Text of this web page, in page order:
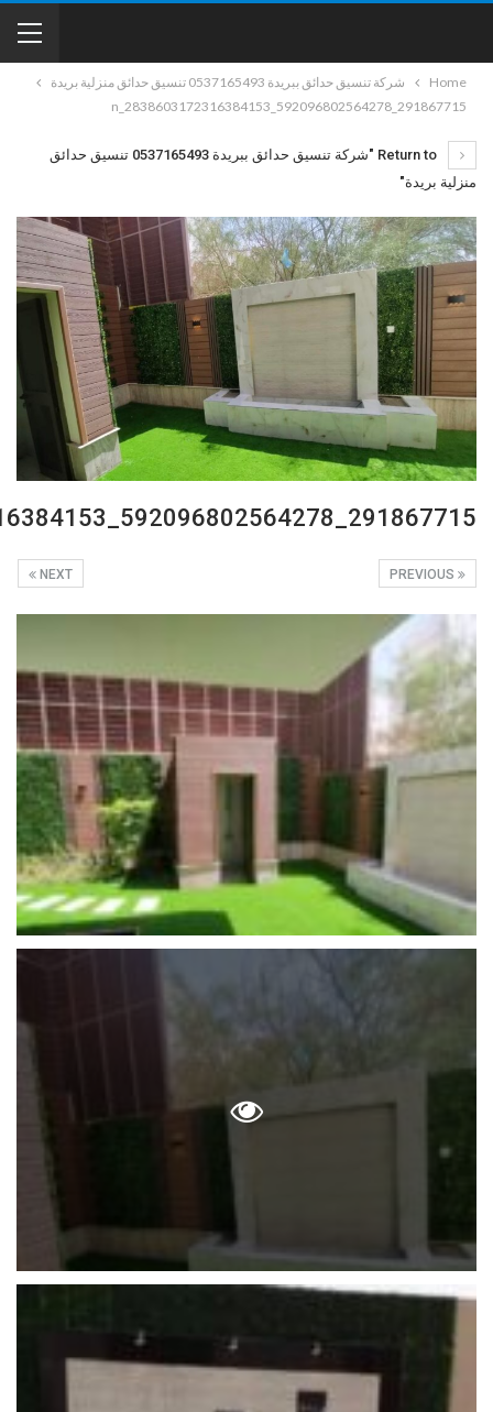
Home
شركة تنسيق حدائق ببريدة 0537165493 تنسيق حدائق منزلية بريدة
291867715_592096802564278_2838603172316384153_n
Return to "شركة تنسيق حدائق ببريدة 0537165493 تنسيق حدائق
منزلية بريدة"
291867715_592096802564278_2838603172316384153_n
NEXT